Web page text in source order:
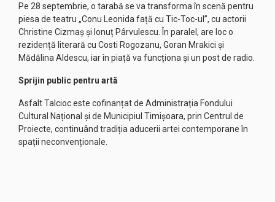
Pe 28 septembrie, o tarabă se va transforma în scenă pentru
piesa de teatru „Conu Leonida față cu Tic-Toc-ul”, cu actorii
Christine Cizmaș și Ionuț Pârvulescu. În paralel, are loc o
rezidență literară cu Costi Rogozanu, Goran Mrakici și
Mădălina Aldescu, iar în piață va funcționa și un post de radio.
Sprijin public pentru artă
Asfalt Talcioc este cofinanțat de Administrația Fondului
Cultural Național și de Municipiul Timișoara, prin Centrul de
Proiecte, continuând tradiția aducerii artei contemporane în
spații neconvenționale.